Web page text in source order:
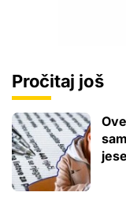
Pročitaj još